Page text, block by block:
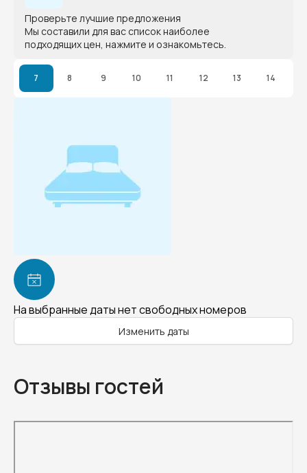
Проверьте лучшие предложения
Мы составили для вас список наиболее
подходящих цен, нажмите и ознакомьтесь.
7 8 9 10 11 12 13 14
На выбранные даты нет свободных номеров
Изменить даты
Отзывы гостей